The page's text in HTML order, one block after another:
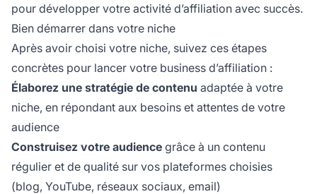
pour développer votre activité d’affiliation avec succès.
Bien démarrer dans votre niche
Après avoir choisi votre niche, suivez ces étapes
concrètes pour lancer votre business d’affiliation :
Élaborez une stratégie de contenu adaptée à votre
niche, en répondant aux besoins et attentes de votre
audience
Construisez votre audience grâce à un contenu
régulier et de qualité sur vos plateformes choisies
(blog, YouTube, réseaux sociaux, email)